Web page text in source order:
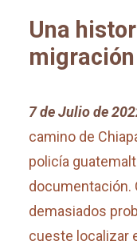
Una
7 de Julio de
camino de
policía
documentación.
demasiados
cueste localizar